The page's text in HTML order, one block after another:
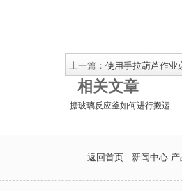
上一篇： 使用手拉葫芦作业
相关文章
搪玻璃反应釜如何进行搬运
返回首页 新闻中心